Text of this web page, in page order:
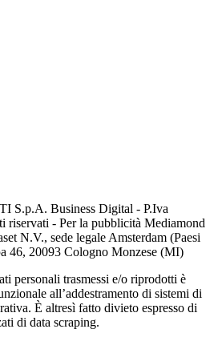
S.p.A. Business Digital - P.Iva
riservati - Per la pubblicità Mediamond
N.V., sede legale Amsterdam (Paesi
46, 20093 Cologno Monzese (MI)
personali trasmessi e/o riprodotti è
all’addestramento di sistemi di
È altresì fatto divieto espresso di
di data scraping.